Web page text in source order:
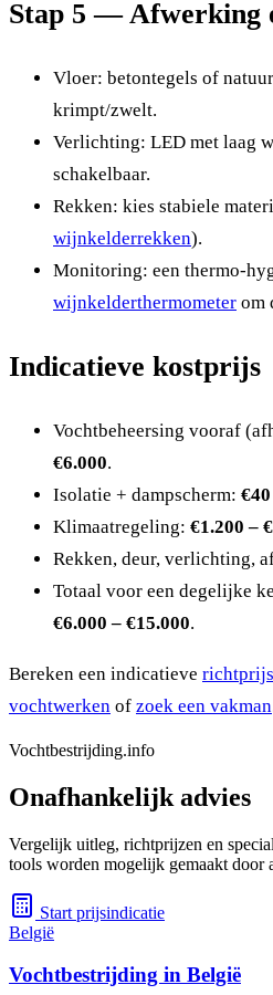
Stap 5 — Afwerking
Vloer: betontegels of
krimpt/zwelt.
Verlichting: LED met laag
schakelbaar.
Rekken: kies stabiele
wijnkelderrekken).
Monitoring: een thermo-
wijnkelderthermometer om
Indicatieve kostprijs
Vochtbeheersing vooraf
€6.000.
Isolatie + dampscherm:
Klimaatregeling: €1.200 –
Rekken, deur, verlichting,
Totaal voor een degelijke
€6.000 – €15.000.
Bereken een indicatieve
vochtwerken of zoek een vakman
Vochtbestrijding.info
Onafhankelijk advies
Vergelijk uitleg, richtprijzen en
tools worden mogelijk gemaakt door
Start prijsindicatie
België
Vochtbestrijding in België